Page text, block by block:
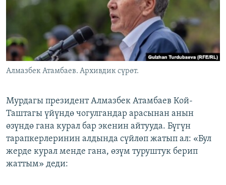
ЫҢГАЙСЫЗ СУРООЛОР
ЭЕ/АРнун бардык сайттары
Алмазбек Атамбаев. Архивдик сүрөт.
Мурдагы президент Алмазбек Атамбаев Кой-
Таштагы үйүндө чогулгандар арасынан анын
өзүндө гана курал бар экенин айтууда. Бүгүн
тарапкерлеринин алдында сүйлөп жатып ал: «Бул
жерде курал менде гана, өзүм туруштук берип
жаттым» деди: